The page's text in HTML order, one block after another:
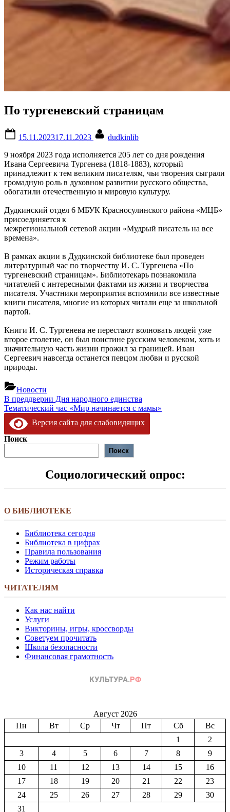
По тургеневский страницам
on
15.11.202317.11.2023
dudkinlib
9 ноября 2023 года исполняется 205 лет со дня рождения
Ивана Сергеевича Тургенева (1818-1883), который
принадлежит к тем великим писателям, чьи творения сыграли
громадную роль в духовном развитии русского общества,
обогатили отечественную и мировую культуру.
Дудкинский отдел 6 МБУК Красносулинского района «МЦБ»
присоединяется к
межрегиональной сетевой акции «Мудрый писатель на все
времена».
В рамках акции в Дудкинской библиотеке был проведен
литературный час по творчеству И. С. Тургенева «По
тургеневский страницам». Библиотекарь познакомила
читателей с интересными фактами из жизни и творчества
писателя. Участники мероприятия вспомнили все известные
книги писателя, многие из которых читали еще за школьной
партой.
Книги И. С. Тургенева не перестают волновать людей уже
второе столетие, он был поистине русским человеком, хоть и
значительную часть жизни прожил за границей. Иван
Сергеевич навсегда останется певцом любви и русской
природы.
Новости
Навигация
по
записям
Предыдущая
запись:
В преддверии Дня народного единства
Следующая
запись:
Тематический час «Мир начинается с мамы»
Версия сайта для слабовидящих
Поиск
Поиск
Социологический опрос:
О БИБЛИОТЕКЕ
Библиотека сегодня
Библиотека в цифрах
Правила пользования
Режим работы
Историческая справка
ЧИТАТЕЛЯМ
Как нас найти
Услуги
Викторины, игры, кроссворды
Советуем прочитать
Школа безопасности
Финансовая грамотность
Август 2026
Пн
Вт Ср Чт Пт Сб
Вс
1
2
3
4 5 6 7 8
9
10
11 12 13 14 15
16
17
18 19 20 21 22
23
24
25 26 27 28 29
30
31